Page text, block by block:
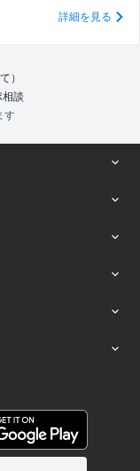
詳細を見る
）
談
す